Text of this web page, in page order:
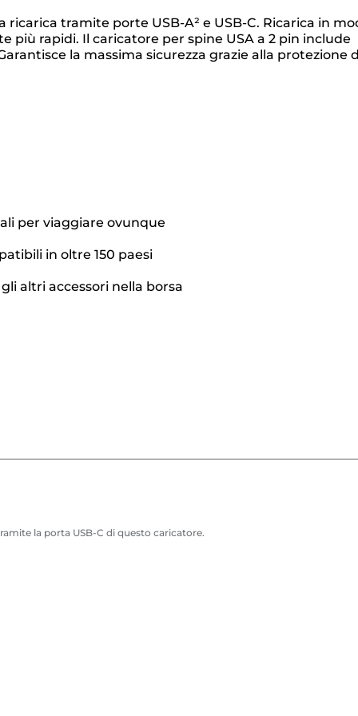
tramite porte USB-A² e USB-C. Ricarica in
più rapidi. Il caricatore per spine USA a 2 pin include
la massima sicurezza grazie alla protezione
per viaggiare ovunque
in oltre 150 paesi
altri accessori nella borsa
la porta USB-C di questo caricatore.